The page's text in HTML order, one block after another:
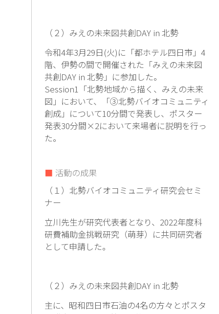
（２）みえの未来図共創DAY in 北勢
令和4年3月29日(火)に「都ホテル四日市」4
階、伊勢の間で開催された「みえの未来図
共創DAY in 北勢」に参加した。
Session1「北勢地域から描く、みえの未来
図」において、「③北勢バイオコミュニティ
創成」について10分間で発表し、ポスター
発表30分間×2において来場者に説明を行っ
た。
活動の成果
（１）北勢バイオコミュニティ研究会セミ
ナー
立川先生が研究代表者となり、2022年度科
研費補助金挑戦研究（萌芽）に共同研究者
として申請した。
（２）みえの未来図共創DAY in 北勢
主に、昭和四日市石油の4名の方々とポスタ